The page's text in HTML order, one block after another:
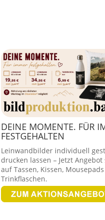
DEINE MOMENTE. FÜR
FESTGEHALTEN
Leinwandbilder individuell
drucken lassen – Jetzt
auf Tassen, Kissen,
Trinkflaschen.